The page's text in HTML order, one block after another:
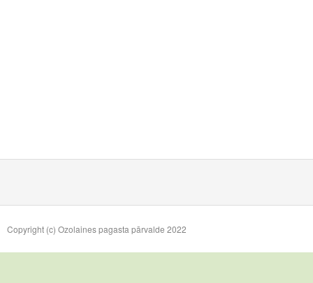
Copyright (c) Ozolaines pagasta pārvalde 2022